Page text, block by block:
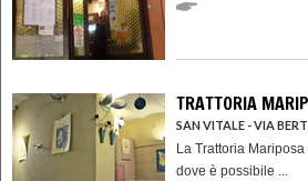
TRATTORIA
SAN VITALE - VIA
La Trattoria
dove è possibile ...